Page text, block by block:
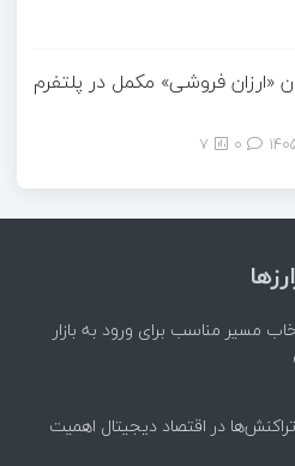
«ارزان فروشی» مکمل در پلتفرم
7
مسیر مناسب برای ورود به بازار
در اقتصاد دیجیتال اهمیت